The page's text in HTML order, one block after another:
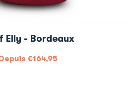
Elly - Bordeaux
€164,95